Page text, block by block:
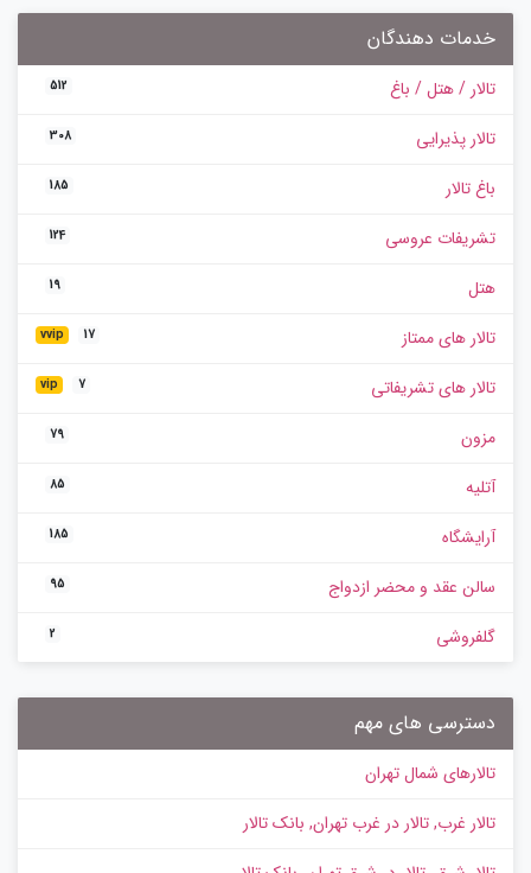
خدمات دهندگان
تالار / هتل / باغ 512
تالار پذیرایی 308
باغ تالار 185
تشریفات عروسی 124
هتل 19
تالار های ممتاز vvip 17
تالار های تشریفاتی vip 7
مزون 79
آتلیه 85
آرایشگاه 185
سالن عقد و محضر ازدواج 95
گلفروشی 2
دسترسی های مهم
تالارهای شمال تهران
تالار غرب, تالار در غرب تهران, بانک تالار